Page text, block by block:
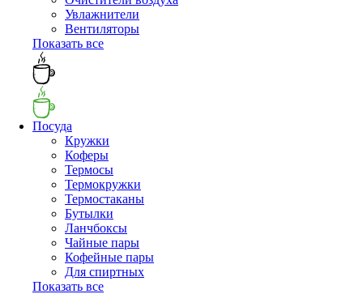
Увлажнители
Вентиляторы
Показать все
Посуда
Кружки
Коферы
Термосы
Термокружки
Термостаканы
Бутылки
Ланчбоксы
Чайные пары
Кофейные пары
Для спиртных
Показать все